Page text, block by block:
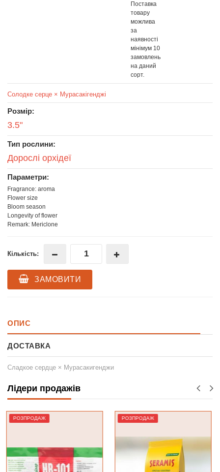
Поставка
товару
можлива
за
наявності
мінімум 10
замовлень
на даний
сорт.
Солодке серце × Мурасакігенджі
Розмір:
3.5"
Тип рослини:
Дорослі орхідеї
Параметри:
Fragrance: aroma
Flower size
Bloom season
Longevity of flower
Remark: Mericlone
Кількість:
ЗАМОВИТИ
ОПИС
ДОСТАВКА
Сладкое сердце × Мурасакигенджи
Лідери продажів
РОЗПРОДАЖ Лідер